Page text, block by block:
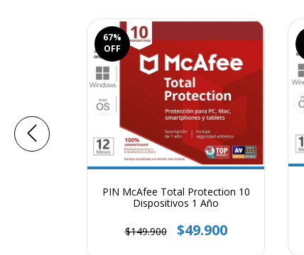
67%
OFF
PIN McAfee Total Protection 10
Dispositivos 1 Año
$149.900 $49.900